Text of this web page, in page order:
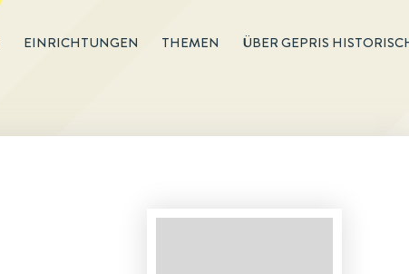
EINRICHTUNGEN THEMEN ÜBER GEPRIS